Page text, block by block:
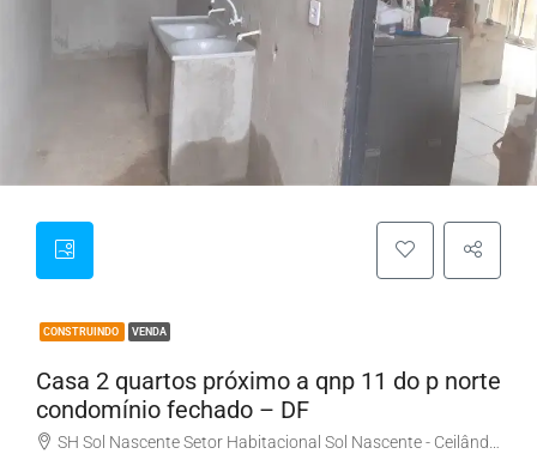
CONSTRUINDO VENDA
Casa 2 quartos próximo a qnp 11 do p norte
condomínio fechado – DF
SH Sol Nascente Setor Habitacional Sol Nascente - Ceilândia, Brasília - DF, Brasil